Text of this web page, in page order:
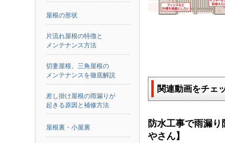
屋根の形状
片流れ屋根の特徴と
メンテナンス方法
切妻屋根、三角屋根の
メンテナンスを徹底解説
差し掛け屋根の雨漏りが
起きる原因と補修方法
屋根裏・小屋裏
関連動画をチェ
防水工事で雨漏
やさん】